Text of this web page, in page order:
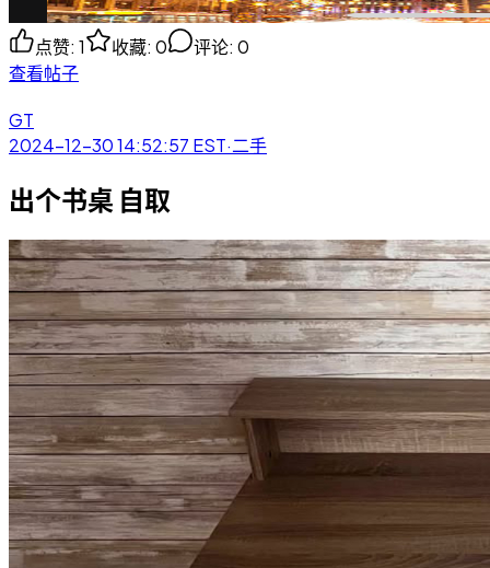
点赞: 1 收藏: 0 评论: 0
查看帖子
GT
2024-12-30 14:52:57 EST·二手
出个书桌 自取